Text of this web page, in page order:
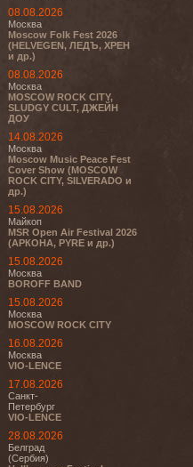
08.08.2026
Москва
Moscow Folk Fest 2026
(HELVEGEN, ЛЕДЪ, ХРЕН
и др.)
08.08.2026
Москва
MOSCOW ROCK CITY,
SLUDGY CULT, ДЖЕЙН
ДОУ
14.08.2026
Москва
Moscow Music Peace Fest
Cover Show (MOSCOW
ROCK CITY, SILVERADO и
др.)
15.08.2026
Майкоп
MSR Open Air Festival 2026
(АРКОНА, PYRE и др.)
15.08.2026
Москва
BOROFF BAND
15.08.2026
Москва
MOSCOW ROCK CITY
16.08.2026
Москва
VIO-LENCE
17.08.2026
Санкт-
Петербург
VIO-LENCE
28.08.2026
Белград
(Сербия)